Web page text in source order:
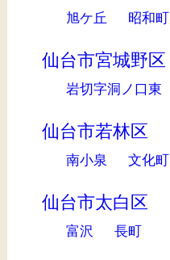
旭ケ丘 昭和町
仙台市宮城野区
岩切字洞ノ口東
仙台市若林区
南小泉 文化町
仙台市太白区
富沢 長町